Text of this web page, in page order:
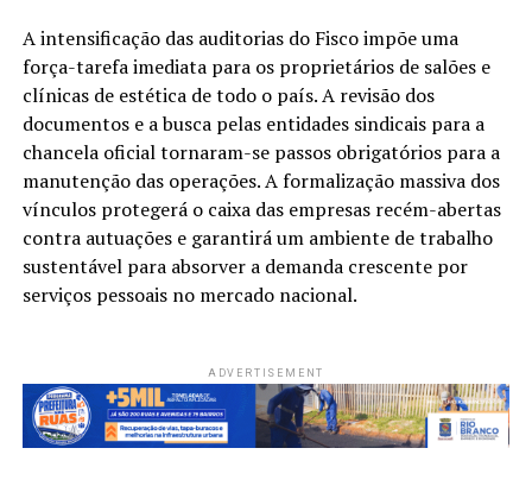
A intensificação das auditorias do Fisco impõe uma
força-tarefa imediata para os proprietários de salões e
clínicas de estética de todo o país. A revisão dos
documentos e a busca pelas entidades sindicais para a
chancela oficial tornaram-se passos obrigatórios para a
manutenção das operações. A formalização massiva dos
vínculos protegerá o caixa das empresas recém-abertas
contra autuações e garantirá um ambiente de trabalho
sustentável para absorver a demanda crescente por
serviços pessoais no mercado nacional.
ADVERTISEMENT